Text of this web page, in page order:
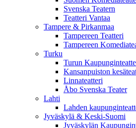
Svenska Teatern
Teatteri Vantaa
Tampere & Pirkanmaa
Tampereen Teatteri
Tampereen
Turku
Turun
Kansanpuiston
Linnateatteri
Åbo Svenska Teater
Lahti
Lahden
Jyväskylä & Keski-Suomi
Jyväskylän